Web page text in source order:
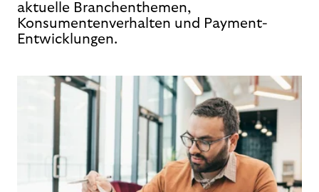
aktuelle Branchenthemen,
Konsumentenverhalten und Payment-
Entwicklungen.